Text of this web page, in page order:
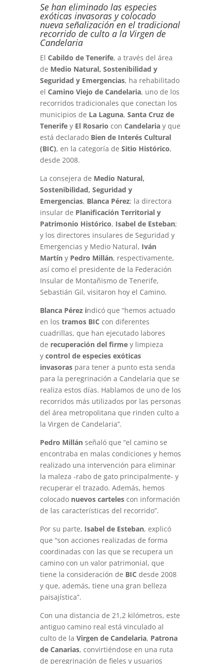
Se han eliminado las especies
exóticas invasoras y colocado
nueva señalización en el tradicional
recorrido de culto a la Virgen de
Candelaria
El Cabildo de Tenerife, a través del área
de Medio Natural, Sostenibilidad y
Seguridad y Emergencias, ha rehabilitado
el Camino Viejo de Candelaria, uno de los
recorridos tradicionales que conectan los
municipios de La Laguna, Santa Cruz de
Tenerifey El Rosario con Candelariay que
está declarado Bien de Interés Cultural
(BIC), en la categoría de Sitio Histórico,
desde 2008.
La consejera de Medio Natural,
Sostenibilidad, Seguridad y
Emergencias, Blanca Pérez; la directora
insular de Planificación Territorial y
Patrimonio Histórico, Isabel de Esteban;
y los directores insulares de Seguridad y
Emergencias y Medio Natural, Iván
Martíny Pedro Millán, respectivamente,
así como el presidente de la Federación
Insular de Montañismo de Tenerife,
Sebastián Gil, visitaron hoy el Camino.
Blanca Pérez indicó que “hemos actuado
en los tramos BIC con diferentes
cuadrillas, que han ejecutado labores
de recuperación del firmey limpieza
y control de especies exóticas
invasoraspara tener a punto esta senda
para la peregrinación a Candelaria que se
realiza estos días. Hablamos de uno de los
recorridos más utilizados por las personas
del área metropolitana que rinden culto a
la Virgen de Candelaria”.
Pedro Millánseñaló que “el camino se
encontraba en malas condiciones y hemos
realizado una intervención para eliminar
la maleza -rabo de gato principalmente- y
recuperar el trazado. Además, hemos
colocadonuevos cartelescon información
de las características del recorrido”.
Por su parte, Isabel de Esteban, explicó
que “son acciones realizadas de forma
coordinadas con las que se recupera un
camino con un valor patrimonial, que
tiene la consideración de BIC desde 2008
y que, además, tiene una gran belleza
paisajística”.
Con una distancia de 21,2 kilómetros, este
antiguo camino real está vinculado al
culto de la Virgen de Candelaria, Patrona
de Canarias, convirtiéndose en una ruta
de peregrinación de fieles y usuarios